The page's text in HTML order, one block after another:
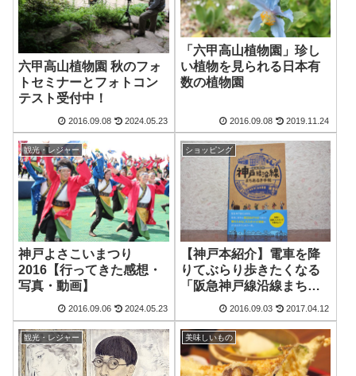
六甲高山植物園 秋のフォ
トセミナーとフォトコン
テスト受付中！
2016.09.08 2024.05.23
「六甲高山植物園」珍し
い植物を見られる日本有
数の植物園
2016.09.08 2019.11.24
観光・レジャー
神戸よさこいまつり
2016【行ってきた感想・
写真・動画】
2016.09.06 2024.05.23
ショッピング
【神戸本紹介】電車を降
りてぶらり歩きたくなる
「阪急神戸線沿線まちあ
るき手帖」
2016.09.03 2017.04.12
観光・レジャー 美味しいもの